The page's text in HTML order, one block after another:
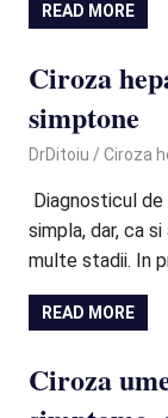
READ MORE
Ciroza
simptone
January 12, 2022
DrDitoiu Ciroza
Diagnosticul
simpla, dar, ca
multe stadii. In
READ MORE
Ciroza